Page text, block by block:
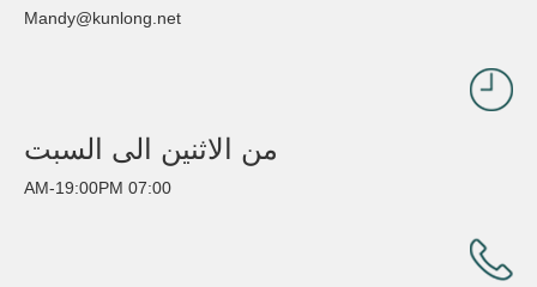
Mandy@kunlong.net
من الاثنين الى السبت
07:00 AM-19:00PM